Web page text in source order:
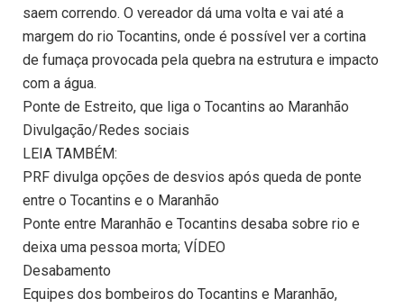
saem correndo. O vereador dá uma volta e vai até a
margem do rio Tocantins, onde é possível ver a cortina
de fumaça provocada pela quebra na estrutura e impacto
com a água.
Ponte de Estreito, que liga o Tocantins ao Maranhão
Divulgação/Redes sociais
LEIA TAMBÉM:
PRF divulga opções de desvios após queda de ponte
entre o Tocantins e o Maranhão
Ponte entre Maranhão e Tocantins desaba sobre rio e
deixa uma pessoa morta; VÍDEO
Desabamento
Equipes dos bombeiros do Tocantins e Maranhão,